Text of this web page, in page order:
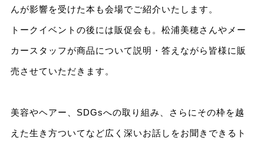
んが影響を受けた本も会場でご紹介いたします。
トークイベントの後には販促会も。松浦美穂さんやメー
カースタッフが商品について説明・答えながら皆様に販
売させていただきます。
美容やヘアー、SDGsへの取り組み、さらにその枠を越
えた生き方ついてなど広く深いお話しをお聞きできるト